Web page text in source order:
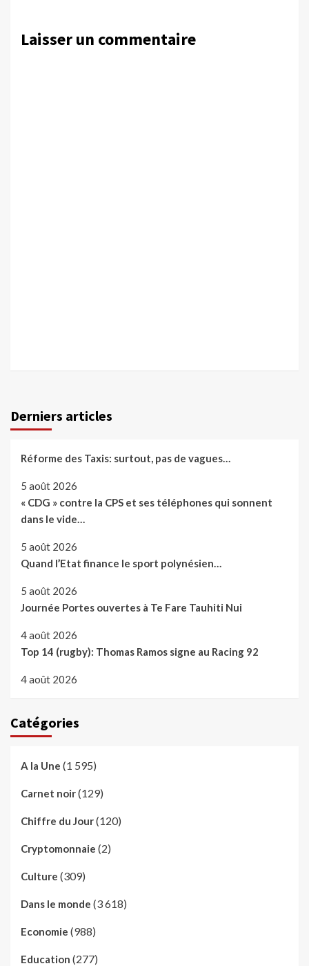
Laisser un commentaire
Derniers articles
Réforme des Taxis: surtout, pas de vagues…
5 août 2026
« CDG » contre la CPS et ses téléphones qui sonnent
dans le vide…
5 août 2026
Quand l’Etat finance le sport polynésien…
5 août 2026
Journée Portes ouvertes à Te Fare Tauhiti Nui
4 août 2026
Top 14 (rugby): Thomas Ramos signe au Racing 92
4 août 2026
Catégories
A la Une (1 595)
Carnet noir(129)
Chiffre du Jour(120)
Cryptomonnaie (2)
Culture (309)
Dans le monde (3 618)
Economie (988)
Education (277)